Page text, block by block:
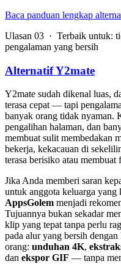
Baca panduan lengkap
Ulasan 03 · Terbaik untuk:
pengalaman yang bersih
Alternatif Y2mate
Y2mate sudah dikenal luas,
terasa cepat — tapi
banyak orang tidak nyaman.
pengalihan halaman, dan
membuat sulit membedakan
bekerja, kekacauan di
terasa berisiko atau membuat
Jika Anda memberi saran
untuk anggota keluarga
AppsGolem menjadi
Tujuannya bukan sekadar
klip yang tepat tanpa perlu
pada alur yang bersih
orang: unduhan 4K,
dan ekspor GIF — tanpa